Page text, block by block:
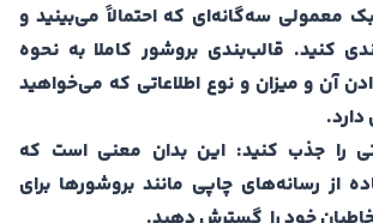
معمولی سه‌گانه‌ای که احتمالاً می‌بینید و
کنید. قالب‌بندی بروشور کاملا به نحوه
آن و میزان و نوع اطلاعاتی که می‌خواهید
را جذب کنید: این بدان معنی است که
از رسانه‌های چاپی مانند بروشورها برای